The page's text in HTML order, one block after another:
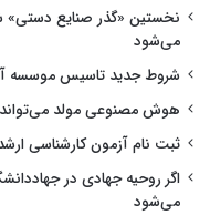
نخستین «گذر صنایع دستی»
می‌شود
شروط جدید تاسیس موسسه
هوش مصنوعی مولد
ثبت نام آزمون کارشناسی
اگر روحیه جهادی در
می‌شود